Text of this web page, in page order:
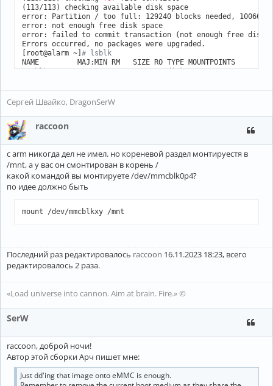
(113/113) checking available disk space
error: Partition / too full: 129240 blocks needed, 10066
error: not enough free disk space
error: failed to commit transaction (not enough free disk
Errors occurred, no packages were upgraded.
[root@alarm ~] # lsblk
NAME         MAJ:MIN RM   SIZE RO TYPE MOUNTPOINTS
mmcblk1      179:0    0   233G  0 disk
mmcblk1boot0 179:32   0     4M  1 disk
mmcblk1boot1 179:64   0     4M  1 disk
mmcblk0      179:96   0  29.2G  0 disk
├─mmcblk0p1  179:97   0   480K  0 part
├─mmcblk0p2  179:98   0     3M  0 part
├─mmcblk0p3  179:99   0   100M  0 part /boot
└─mmcblk0p4  179:100  0  29.1G  0 part /
zram0        254:0    0     0B  0 disk
[root@alarm ~]
# df -h
Filesystem      Size  Used Avail Use% Mounted on
dev             7.8G     0  7.8G   0% /dev
/dev/mmcblk0p4  1.9G  1.8G   40M  98% /
tmpfs           7.8G     0  7.8G   0% /dev/shm
[root@alarm ~]#
Сергей Швайко, DragonSerW
raccoon
с arm никогда дел не имел. но кореневой раздел монтируестя в
/mnt, а у вас он смонтирован в корень /
какой командой вы монтируете /dev/mmcblk0p4?
по идее должно быть
mount /dev/mmcblkxy /mnt
Последний раз редактировалось raccoon 16.11.2023 18:23, всего
редактировалось 2 раза.
«Load universe into cannon. Aim at brain. Fire.» ©
SerW
raccoon, доброй ночи!
Автор этой сборки Арч пишет мне:
Just dd'ing that image onto eMMC is enough.